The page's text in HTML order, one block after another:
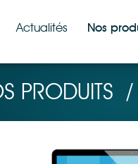
Actualités Nos
PRODUITS /